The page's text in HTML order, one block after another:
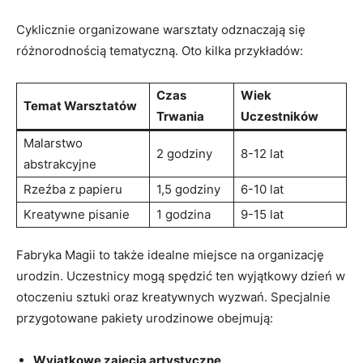
Cyklicznie ⁢organizowane warsztaty odznaczają się
różnorodnością tematyczną. Oto kilka przykładów:
Temat⁢ Warsztatów
Czas
Trwania
Wiek
Uczestników
Malarstwo
abstrakcyjne
2 godziny 8-12 lat
Rzeźba z papieru 1,5 godziny
6-10 lat
Kreatywne pisanie
1 godzina 9-15 lat
Fabryka Magii to także idealne miejsce na organizację
urodzin. Uczestnicy mogą spędzić ten wyjątkowy dzień‍ w
otoczeniu sztuki oraz kreatywnych wyzwań. Specjalnie
przygotowane‌ pakiety ‌urodzinowe obejmują: